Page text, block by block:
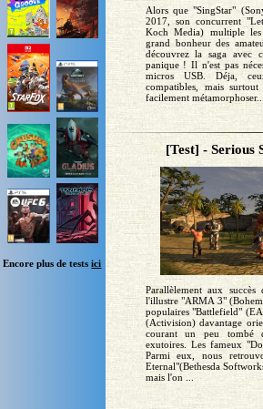
Encore plus de testsici
Alors que "SingStar"
2017, son concurrent
Koch Media) multiple
grand bonheur des
découvrez la saga avec
panique ! Il n'est pas
micros USB. Déja,
compatibles, mais
facilement métamorphoser...
[Test] - Serious
Parallèlement aux succès
l'illustre "ARMA 3"
populaires "Battlefield"
(Activision) davantage
courant un peu tombé
exutoires. Les fameux
Parmi eux, nous
Eternal"(Bethesda
mais l'on ...